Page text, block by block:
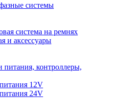
системы
система на ремнях
и аксессуары
питания, контроллеры,
12V
24V